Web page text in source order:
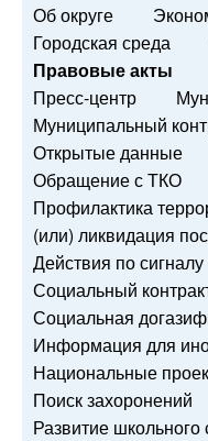
Об округе
Городская среда
Правовые акты
Пресс-центр
Муниципальный
Открытые данные
Обращение с ТКО
Профилактика
(или) ликвидация
Действия по
Социальный
Социальная
Информация для
Национальные
Поиск захоронений
Развитие школьного